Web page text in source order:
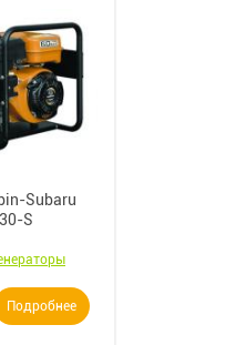
Subaru
S
Подробнее